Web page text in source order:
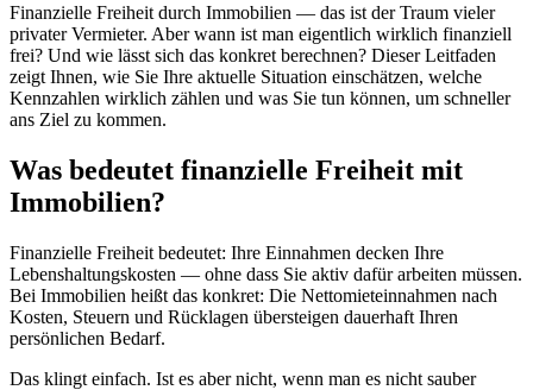
Finanzielle Freiheit durch Immobilien — das ist der Traum vieler
privater Vermieter. Aber wann ist man eigentlich wirklich finanziell
frei? Und wie lässt sich das konkret berechnen? Dieser Leitfaden
zeigt Ihnen, wie Sie Ihre aktuelle Situation einschätzen, welche
Kennzahlen wirklich zählen und was Sie tun können, um schneller
ans Ziel zu kommen.
Was bedeutet finanzielle Freiheit mit
Immobilien?
Finanzielle Freiheit bedeutet: Ihre Einnahmen decken Ihre
Lebenshaltungskosten — ohne dass Sie aktiv dafür arbeiten müssen.
Bei Immobilien heißt das konkret: Die Nettomieteinnahmen nach
Kosten, Steuern und Rücklagen übersteigen dauerhaft Ihren
persönlichen Bedarf.
Das klingt einfach. Ist es aber nicht, wenn man es nicht sauber